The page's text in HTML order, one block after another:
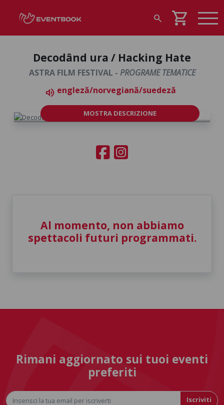
search shopping_cart
Decodând ura / Hacking Hate
ASTRA FILM FESTIVAL - PROGRAME TEMATICE
volume_up engleză/norvegiană/suedeză
MOSTRA DESCRIZIONE
Al momento, non abbiamo
spettacoli futuri programmati.
Rimani aggiornato sui tuoi eventi
preferiti
Iscriviti